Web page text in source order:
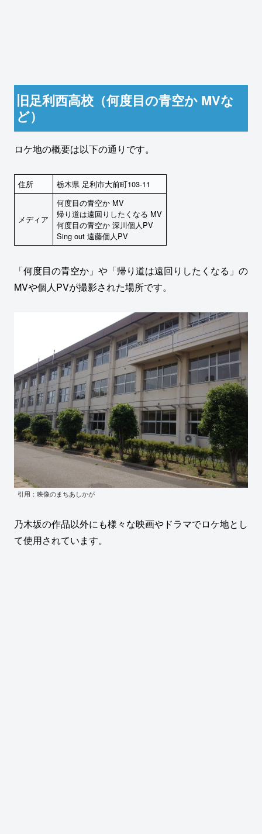
旧足利西高校（何度目の青空か MVな
ど）
ロケ地の概要は以下の通りです。
住所 栃木県 足利市大前町103-11
メディア
何度目の青空か MV
帰り道は遠回りしたくなる MV
何度目の青空か 深川個人PV
Sing out 遠藤個人PV
「何度目の青空か」や「帰り道は遠回りしたくなる」の
MVや個人PVが撮影された場所です。
引用：映像のまちあしかが
乃木坂の作品以外にも様々な映画やドラマでロケ地とし
て使用されています。